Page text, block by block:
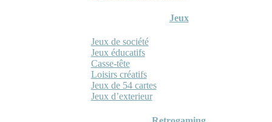
Jeux
Jeux de société
Jeux éducatifs
Casse-tête
Loisirs créatifs
Jeux de 54 cartes
Jeux d’exterieur